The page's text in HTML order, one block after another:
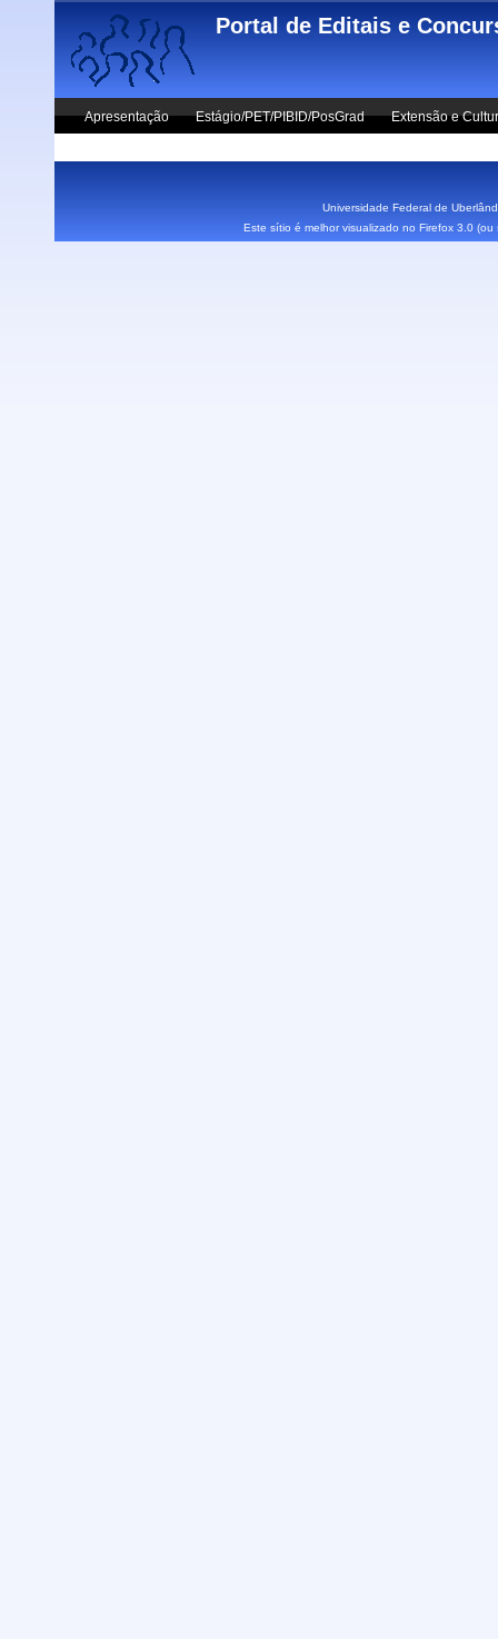
Skip to main content
Portal de Editais e
Apresentação Estágio/PET/PIBID/PosGrad Extensão e
Universidade Federal de
Este sítio é melhor visualizado no Firefox 3.0